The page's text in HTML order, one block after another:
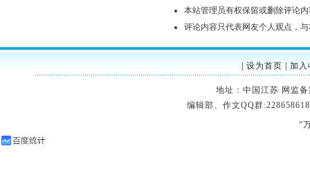
本站管理员有权保留或删除评论
评论内容只代表网友个人观点，
设为首页 加入
地址：中国江苏 网监
编辑部、作文QQ群
“